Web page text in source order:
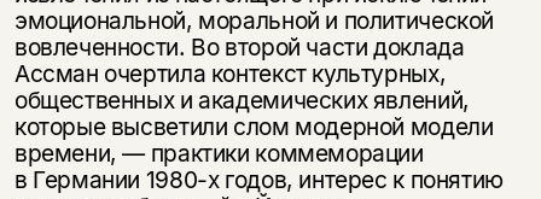
эмоциональной, моральной и политической
вовлеченности. Во второй части доклада
Ассман очертила контекст культурных,
общественных и академических явлений,
которые высветили слом модерной модели
времени, — практики коммеморации
в Германии 1980-хгодов, интерес к понятию